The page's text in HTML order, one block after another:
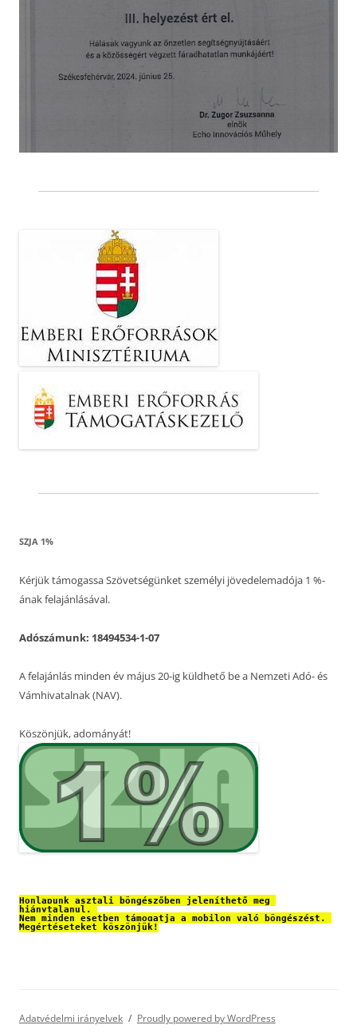
SZJA 1%
Kérjük támogassa Szövetségünket személyi jövedelemadója 1 %-
ának felajánlásával.
Adószámunk: 18494534-1-07
A felajánlás minden év május 20-ig küldhető be a Nemzeti Adó- és
Vámhivatalnak (NAV).
Köszönjük, adományát!
Honlapunk asztali böngészőben jeleníthető meg
hiánytalanul.
Nem minden esetben támogatja a mobilon való böngészést.
Megértéseteket köszönjük!
Adatvédelmi irányelvek Proudly powered by WordPress